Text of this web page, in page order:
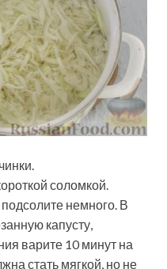
соломкой.
немного. В
капусту,
варите 10 минут на
стать мягкой, но не